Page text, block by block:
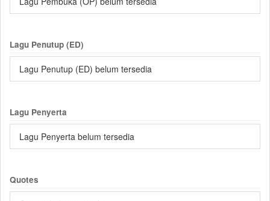
Lagu Penutup (ED)
Lagu Penutup (ED) belum tersedia
Lagu Penyerta
Lagu Penyerta belum tersedia
Quotes